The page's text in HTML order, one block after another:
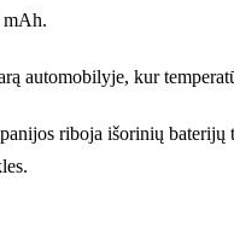
mAh.
automobilyje, kur
riboja išorinių